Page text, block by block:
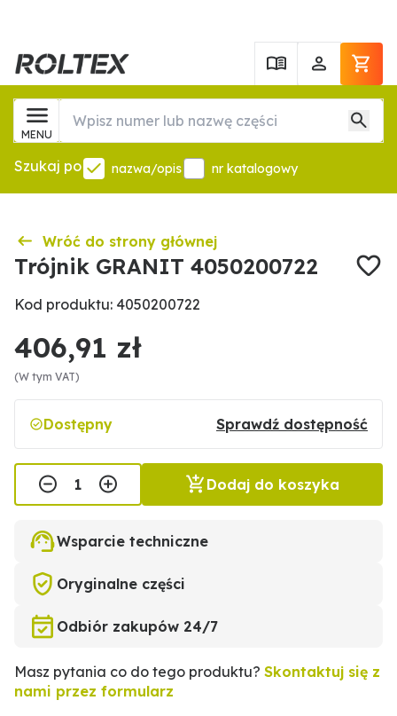
MENU
Szukaj po nazwa/opis nr katalogowy
Wróć do strony głównej
Trójnik GRANIT 4050200722
Kod produktu: 4050200722
406,91 zł
(W tym VAT)
Dostępny Sprawdź dostępność
Dodaj do koszyka
Wsparcie techniczne
Oryginalne części
Odbiór zakupów 24/7
Masz pytania co do tego produktu? Skontaktuj się z
nami przez formularz